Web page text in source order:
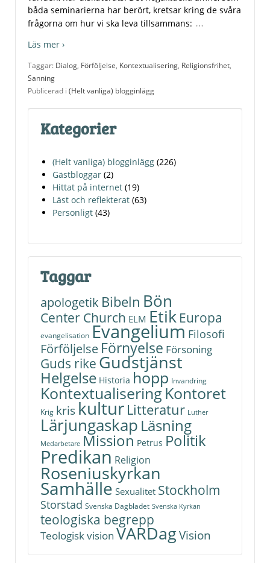
båda seminarierna har berört, kretsar kring de svåra
frågorna om hur vi ska leva tillsammans: …
Läs mer ›
Taggar: Dialog, Förföljelse, Kontextualisering, Religionsfrihet,
Sanning
Publicerad i (Helt vanliga) blogginlägg
Kategorier
(Helt vanliga) blogginlägg (226)
Gästbloggar (2)
Hittat på internet (19)
Läst och reflekterat (63)
Personligt (43)
Taggar
apologetik Bibeln Bön
Center Church ELM Etik Europa
evangelisation Evangelium Filosofi
Förföljelse Förnyelse Försoning
Guds rike Gudstjänst
Helgelse Historia hopp Invandring
KontextualiseringKontoret
Krig kris kultur Litteratur Luther
Lärjungaskap Läsning
Medarbetare Mission Petrus Politik
Predikan Religion
Roseniuskyrkan
Samhälle Sexualitet Stockholm
Storstad Svenska Dagbladet Svenska Kyrkan
teologiska begrepp
Teologisk vision VARDagVision